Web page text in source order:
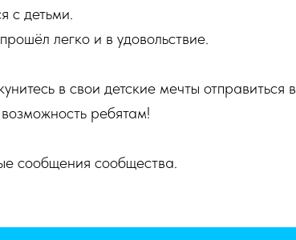
с детьми.
легко и в удовольствие.
в свои детские мечты отправиться в
ребятам!
сообщения сообщества.